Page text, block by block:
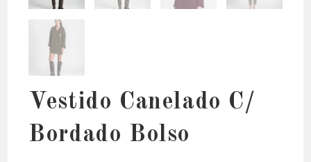
Vestido Canelado C/
Bordado Bolso